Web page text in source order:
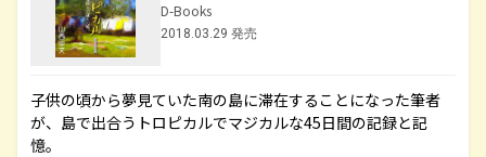
D-Books
2018.03.29 発売
子供の頃から夢見ていた南の島に滞在することになった筆者
が、島で出合うトロピカルでマジカルな45日間の記録と記
憶。